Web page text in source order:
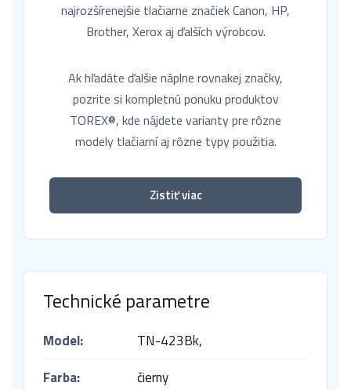
najrozšírenejšie tlačiarne značiek Canon, HP,
Brother, Xerox aj ďalších výrobcov.
Ak hľadáte ďalšie náplne rovnakej značky,
pozrite si kompletnú ponuku produktov
TOREX®, kde nájdete varianty pre rôzne
modely tlačiarní aj rôzne typy použitia.
Zistiť viac
Technické parametre
Model:
TN-423Bk,
Farba:
čierny